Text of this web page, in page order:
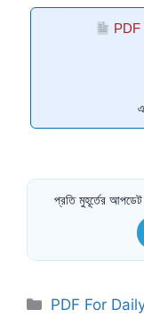
PDF
প্রতি মুহূর্তের
Categories
PDF For